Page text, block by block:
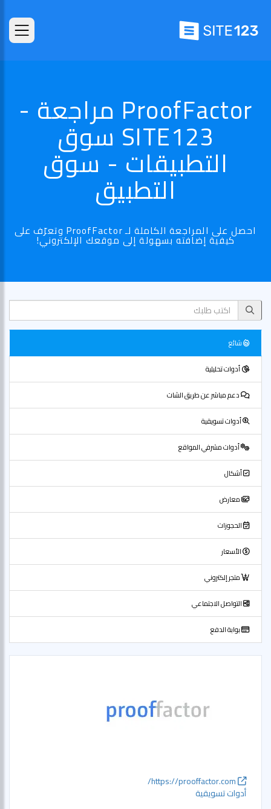
ProofFactor مراجعة -
SITE123 سوق
التطبيقات - سوق
التطبيق
احصل على المراجعة الكاملة لـ ProofFactor وتعرّف على
كيفية إضافته بسهولة إلى موقعك الإلكتروني!
شائع
أدوات تحليلية
دعم مباشر عن طريق الشات
أدوات تسويقية
أدوات مشرفي المواقع
أشكال
معارض
الحجوزات
الأسعار
متجر إلكتروني
التواصل الاجتماعي
بوابة الدفع
أدوات تسويقية